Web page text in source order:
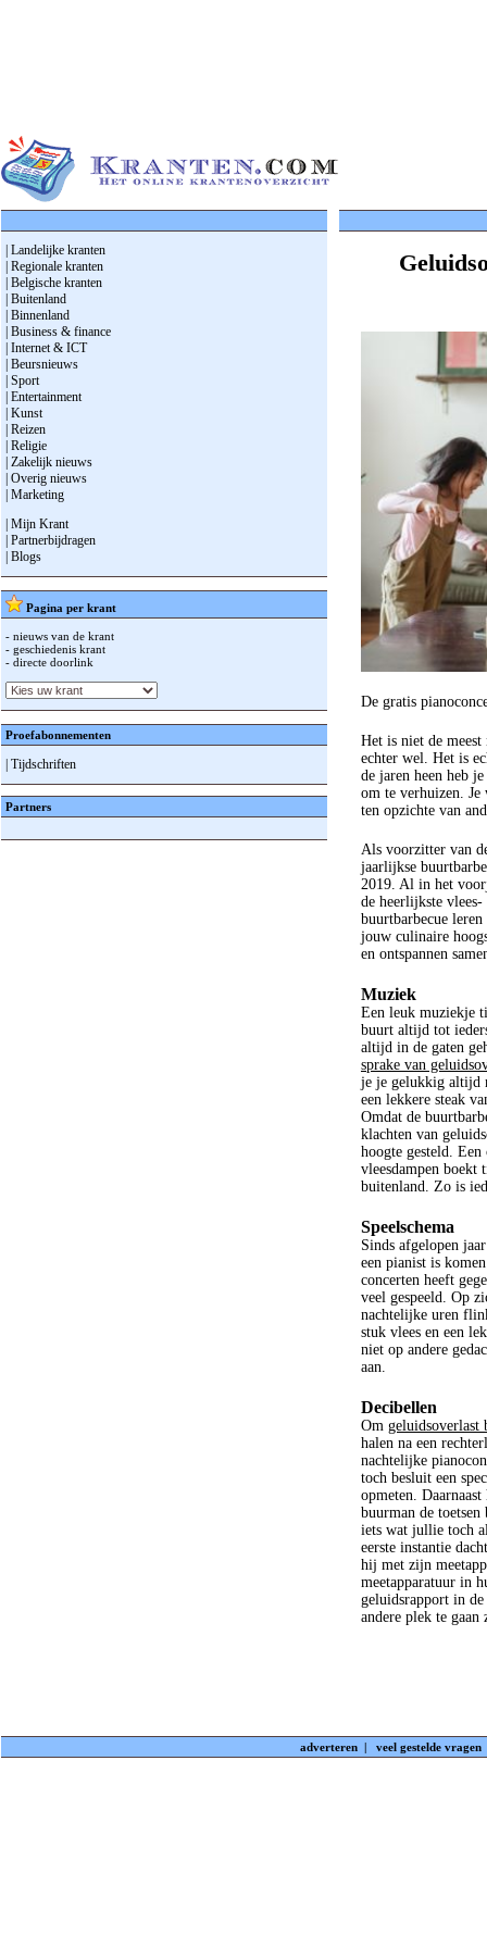
| Landelijke kranten
| Regionale kranten
| Belgische kranten
| Buitenland
| Binnenland
| Business & finance
| Internet & ICT
| Beursnieuws
| Sport
| Entertainment
| Kunst
| Reizen
| Religie
| Zakelijk nieuws
| Overig nieuws
| Marketing
| Mijn Krant
| Partnerbijdragen
| Blogs
Pagina per krant
- nieuws van de krant
- geschiedenis krant
- directe doorlink
Proefabonnementen
| Tijdschriften
Partners
De gratis
Het is niet de
echter wel. Het is
de jaren heen heb
om te verhuizen.
ten opzichte van
Als voorzitter van
jaarlijkse
2019. Al in het
de heerlijkste
buurtbarbecue
jouw culinaire
en ontspannen
Muziek
Een leuk muziekje
buurt altijd tot
altijd in de gaten
sprake van
je je gelukkig altijd
een lekkere steak
Omdat de
klachten van
hoogte gesteld.
vleesdampen boekt
buitenland. Zo is
Speelschema
Sinds afgelopen
een pianist is
concerten heeft
veel gespeeld. Op
nachtelijke uren
stuk vlees en een
niet op andere
aan.
Decibellen
Om geluidsoverlast
halen na een
nachtelijke
toch besluit een
opmeten.
buurman de
iets wat jullie toch
eerste instantie
hij met zijn
meetapparatuur in
geluidsrapport in
andere plek te gaan
adverteren | veel gestelde vragen